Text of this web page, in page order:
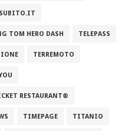
SUBITO.IT
TOM HERO DASH TELEPASS
TERREMOTO
RESTAURANT®
TIMEPAGE TITANIO